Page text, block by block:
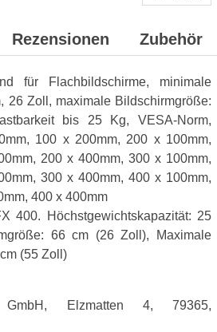
Rezensionen Zubehör
für Flachbildschirme, minimale
26 Zoll, maximale Bildschirmgröße:
bis 25 Kg, VESA-Norm,
100 x 200mm, 200 x 100mm,
200 x 400mm, 300 x 100mm,
300 x 400mm, 400 x 100mm,
400 x 400mm
400. Höchstgewichtskapazität: 25
66 cm (26 Zoll), Maximale
(55 Zoll)
GmbH, Elzmatten 4, 79365,